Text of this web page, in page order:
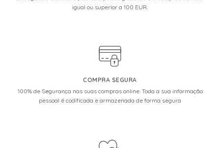
igual ou superior a 100 EUR.
COMPRA SEGURA
100% de Segurança nas suas compras online. Toda a sua informação
pessoal é codificada e armazenada de forma segura